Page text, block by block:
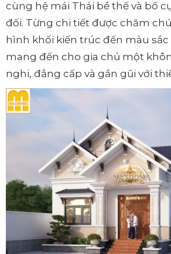
cùng hệ mái Thái bề thế và bố
đối. Từng chi tiết được chăm
hình khối kiến trúc đến màu sắc
mang đến cho gia chủ một
nghi, đẳng cấp và gần gũi với